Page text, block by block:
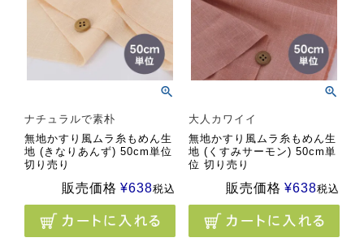
ナチュラルで素朴
無地かすり風ムラ糸もめん生
地 (きなりあんず) 50cm単位
切り売り
販売価格 ¥638税込
大人カワイイ
無地かすり風ムラ糸もめん生
地 (くすみサーモン) 50cm単
位 切り売り
販売価格 ¥638税込